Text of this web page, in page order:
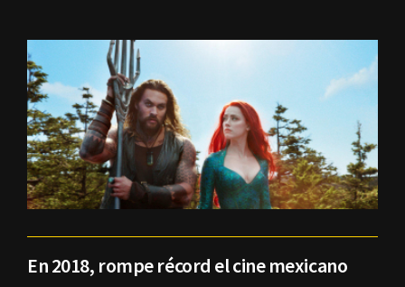
En 2018, rompe récord el cine mexicano